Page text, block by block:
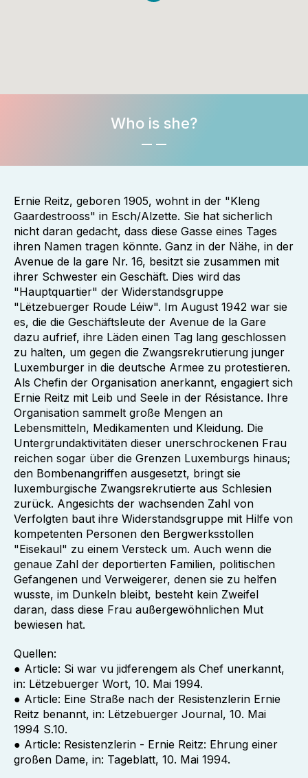
Who is she?
Ernie Reitz, geboren 1905, wohnt in der "Kleng
Gaardestrooss" in Esch/Alzette. Sie hat sicherlich
nicht daran gedacht, dass diese Gasse eines Tages
ihren Namen tragen könnte. Ganz in der Nähe, in der
Avenue de la gare Nr. 16, besitzt sie zusammen mit
ihrer Schwester ein Geschäft. Dies wird das
"Hauptquartier" der Widerstandsgruppe
"Lëtzebuerger Roude Léiw". Im August 1942 war sie
es, die die Geschäftsleute der Avenue de la Gare
dazu aufrief, ihre Läden einen Tag lang geschlossen
zu halten, um gegen die Zwangsrekrutierung junger
Luxemburger in die deutsche Armee zu protestieren.
Als Chefin der Organisation anerkannt, engagiert sich
Ernie Reitz mit Leib und Seele in der Résistance. Ihre
Organisation sammelt große Mengen an
Lebensmitteln, Medikamenten und Kleidung. Die
Untergrundaktivitäten dieser unerschrockenen Frau
reichen sogar über die Grenzen Luxemburgs hinaus;
den Bombenangriffen ausgesetzt, bringt sie
luxemburgische Zwangsrekrutierte aus Schlesien
zurück. Angesichts der wachsenden Zahl von
Verfolgten baut ihre Widerstandsgruppe mit Hilfe von
kompetenten Personen den Bergwerksstollen
"Eisekaul" zu einem Versteck um. Auch wenn die
genaue Zahl der deportierten Familien, politischen
Gefangenen und Verweigerer, denen sie zu helfen
wusste, im Dunkeln bleibt, besteht kein Zweifel
daran, dass diese Frau außergewöhnlichen Mut
bewiesen hat.
Quellen:
● Article: Si war vu jidferengem als Chef unerkannt,
in: Lëtzebuerger Wort, 10. Mai 1994.
● Article: Eine Straße nach der Resistenzlerin Ernie
Reitz benannt, in: Lëtzebuerger Journal, 10. Mai
1994 S.10.
● Article: Resistenzlerin - Ernie Reitz: Ehrung einer
großen Dame, in: Tageblatt, 10. Mai 1994.